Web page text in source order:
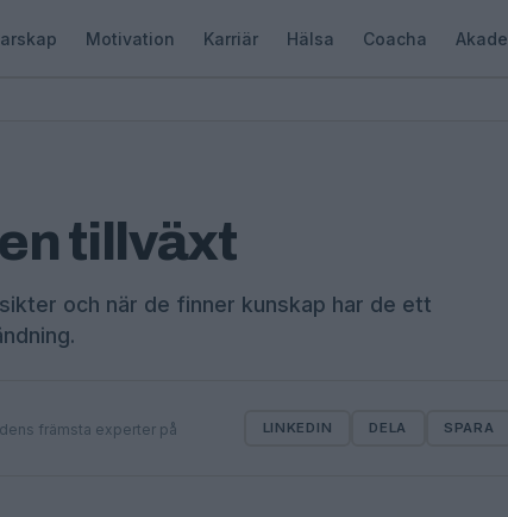
Motivation Karriär Hälsa Coacha
tillväxt
och när de finner kunskap har de ett
främsta experter på
LINKEDIN DELA SPARA